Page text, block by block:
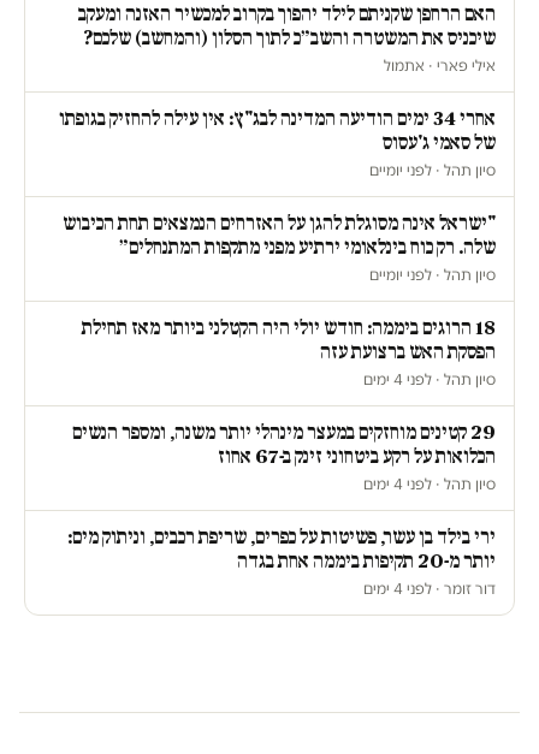
האם הרחפן שקניתם לילד יהפוך בקרוב למכשיר האזנה ומעקב
שיכניס את המשטרה והשב״כ לתוך הסלון (והמחשב) שלכם?
אילי פארי · אתמול
אחרי 34 ימים הודיעה המדינה לבג"ץ: אין עילה להחזיק בגופתו
של סאמי ג'עסוס
סיון תהל · לפני יומיים
"ישראל אינה מסוגלת להגן על האזרחים הנמצאים תחת הכיבוש
שלה. רק כוח בינלאומי ירתיע מפני מתקפות המתנחלים״
סיון תהל · לפני יומיים
18 הרוגים ביממה: חודש יולי היה הקטלני ביותר מאז תחילת
הפסקת האש ברצועת עזה
סיון תהל · לפני 4 ימים
29 קטינים מוחזקים במעצר מינהלי יותר משנה, ומספר הנשים
הכלואות על רקע ביטחוני זינק ב-67 אחוז
סיון תהל · לפני 4 ימים
ירי בילד בן עשר, פשיטות על כפרים, שריפת רכבים, וניתוק מים:
יותר מ-20 תקיפות ביממה אחת בגדה
דור זומר · לפני 4 ימים